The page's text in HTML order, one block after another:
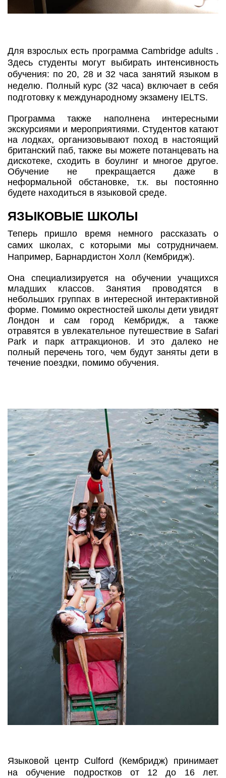
Для взрослых есть программа Cambridge adults .
Здесь студенты могут выбирать интенсивность
обучения: по 20, 28 и 32 часа занятий языком в
неделю. Полный курс (32 часа) включает в себя
подготовку к международному экзамену IELTS.
Программа также наполнена интересными
экскурсиями и мероприятиями. Студентов катают
на лодках, организовывают поход в настоящий
британский паб, также вы можете потанцевать на
дискотеке, сходить в боулинг и многое другое.
Обучение не прекращается даже в
неформальной обстановке, т.к. вы постоянно
будете находиться в языковой среде.
ЯЗЫКОВЫЕ ШКОЛЫ
Теперь пришло время немного рассказать о
самих школах, с которыми мы сотрудничаем.
Например, Барнардистон Холл (Кембридж).
Она специализируется на обучении учащихся
младших классов. Занятия проводятся в
небольших группах в интересной интерактивной
форме. Помимо окрестностей школы дети увидят
Лондон и сам город Кембридж, а также
отравятся в увлекательное путешествие в Safari
Park и парк аттракционов. И это далеко не
полный перечень того, чем будут заняты дети в
течение поездки, помимо обучения.
Языковой центр Culford (Кембридж) принимает
на обучение подростков от 12 до 16 лет.